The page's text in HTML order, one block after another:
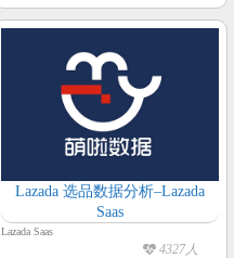
Lazada 选品数据分析–Lazada
Saas
Lazada Saas
4327人